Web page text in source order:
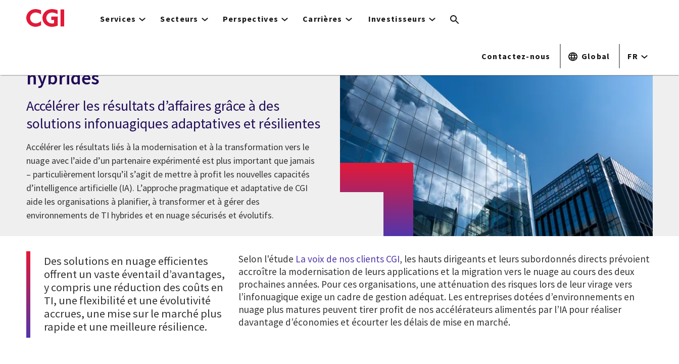
to
Services Secteurs Perspectives Carrières Investisseurs
Contactez-nous Global FR
hybrides
Accélérer les résultats d’affaires grâce à des
solutions infonuagiques adaptatives et résilientes
Accélérer les résultats liés à la modernisation et à la transformation vers le
nuage avec l’aide d’un partenaire expérimenté est plus important que jamais
– particulièrement lorsqu’il s’agit de mettre à profit les nouvelles capacités
d’intelligence artificielle (IA). L’approche pragmatique et adaptative de CGI
aide les organisations à planifier, à transformer et à gérer des
environnements de TI hybrides et en nuage sécurisés et évolutifs.
Des solutions en nuage efficientes
offrent un vaste éventail d’avantages,
y compris une réduction des coûts en
TI, une flexibilité et une évolutivité
accrues, une mise sur le marché plus
rapide et une meilleure résilience.
Selon l'étude La voix de nos clients CGI, les hauts dirigeants et leurs subordonnés directs prévoient
accroître la modernisation de leurs applications et la migration vers le nuage au cours des deux
prochaines années. Pour ces organisations, une atténuation des risques lors de leur virage vers
l’infonuagique exige un cadre de gestion adéquat. Les entreprises dotées d’environnements en
nuage plus matures peuvent tirer profit de nos accélérateurs alimentés par l’IA pour réaliser
davantage d’économies et écourter les délais de mise en marché.